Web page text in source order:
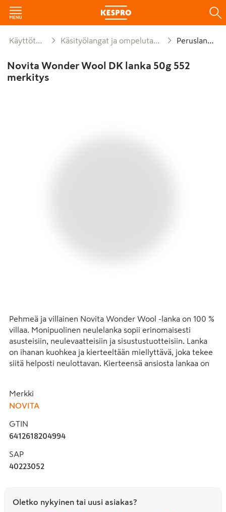
Käyttötavara Käsityölangat ja ompelutarvikkeet Peruslangat
Novita Wonder Wool DK lanka 50g 552
merkitys
Pehmeä ja villainen Novita Wonder Wool -lanka on 100 %
villaa. Monipuolinen neulelanka sopii erinomaisesti
asusteisiin, neulevaatteisiin ja sisustustuotteisiin. Lanka
on ihanan kuohkea ja kierteeltään miellyttävä, joka tekee
siitä helposti neulottavan. Kierteensä ansiosta lankaa on
DK-vahvuiselle langalle on puikkosuositus 4 mm.
50 gramman kerässä on 112 metriä lankaa.
käsialasta riippuen.
Wonder Wool -langalla neulotut tuotteet voi konepestä
varovaisessa 40 asteen pesussa.
Novita Wonder Wool -lanka on Avainlipputuote.
Merkki
NOVITA
GTIN
6412618204994
SAP
40223052
Oletko nykyinen tai uusi asiakas?